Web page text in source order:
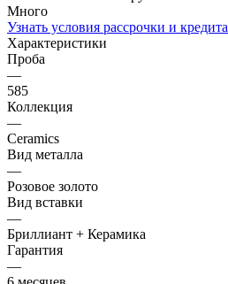
Много
Узнать условия рассрочки и кредита
Характеристики
Проба
—
585
Коллекция
—
Ceramics
Вид металла
—
Розовое золото
Вид вставки
—
Бриллиант + Керамика
Гарантия
—